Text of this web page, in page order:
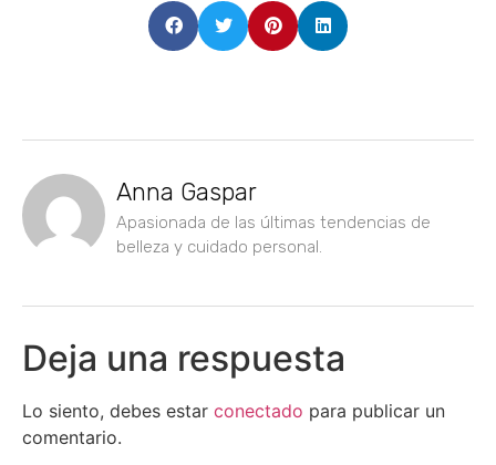
Anna Gaspar
Apasionada de las últimas tendencias de
belleza y cuidado personal.
Deja una respuesta
Lo siento, debes estar conectado para publicar un
comentario.